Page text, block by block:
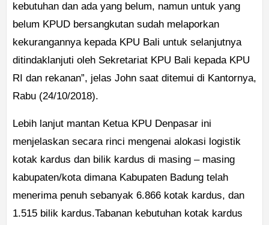
kebutuhan dan ada yang belum, namun untuk yang
belum KPUD bersangkutan sudah melaporkan
kekurangannya kepada KPU Bali untuk selanjutnya
ditindaklanjuti oleh Sekretariat KPU Bali kepada KPU
RI dan rekanan”, jelas John saat ditemui di Kantornya,
Rabu (24/10/2018).
Lebih lanjut mantan Ketua KPU Denpasar ini
menjelaskan secara rinci mengenai alokasi logistik
kotak kardus dan bilik kardus di masing – masing
kabupaten/kota dimana Kabupaten Badung telah
menerima penuh sebanyak 6.866 kotak kardus, dan
1.515 bilik kardus.Tabanan kebutuhan kotak kardus